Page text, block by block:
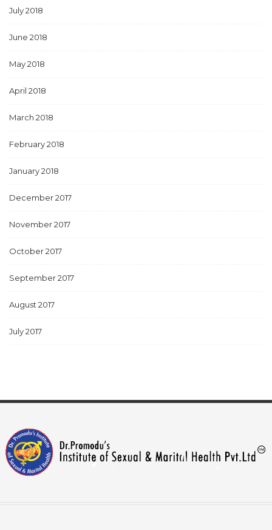
July 2018
June 2018
May 2018
April 2018
March 2018
February 2018
January 2018
December 2017
November 2017
October 2017
September 2017
August 2017
July 2017